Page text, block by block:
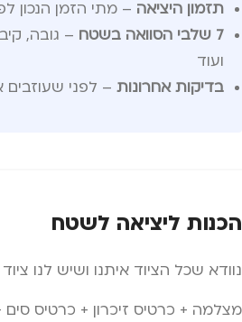
תזמון היציאה – מתי הזמן הנכון
7 שלבי הסוואה בשטח
– גובה,
ועוד
בדיקות אחרונות – לפני
הכנות ליציאה לשטח
נוודא שכל הציוד איתנו ושיש לנו
מצלמה + כרטיס זיכרון + כרטיס סים